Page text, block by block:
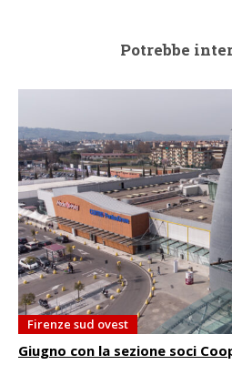
Potrebbe
Firenze sud ovest
Giugno con la sezione soci